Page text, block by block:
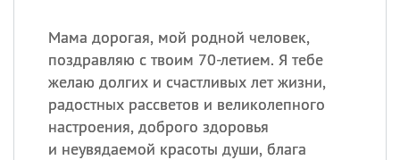
Мама дорогая, мой родной человек,
поздравляю с твоим 70-летием. Я тебе
желаю долгих и счастливых лет жизни,
радостных рассветов и великолепного
настроения, доброго здоровья
и неувядаемой красоты души, блага